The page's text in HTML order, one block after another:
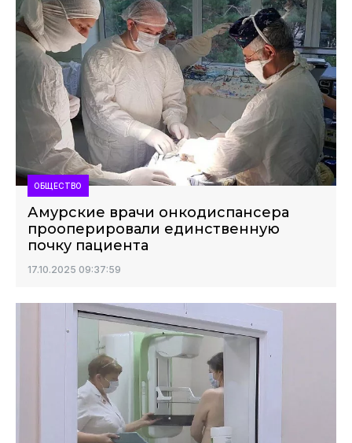
ОБЩЕСТВО
Амурские врачи онкодиспансера
прооперировали единственную
почку пациента
17.10.2025 09:37:59